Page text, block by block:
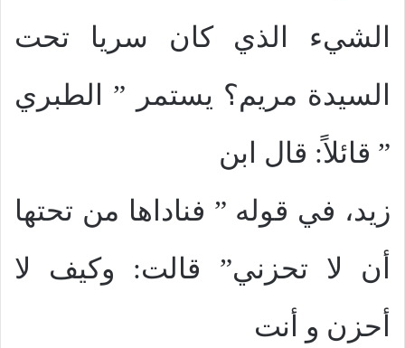
الشيء الذي كان سريا تحت
السيدة مريم؟ يستمر ” الطبري
” قائلاً: قال ابن
زيد، في قوله ” فناداها من تحتها
أن لا تحزني” قالت: وكيف لا
أحزن و أنت